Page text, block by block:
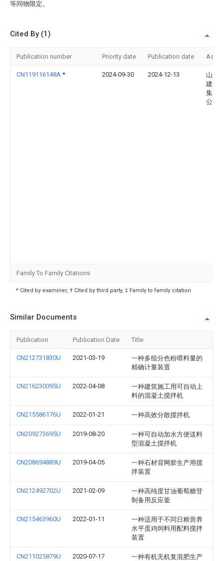
等同物限定。
Cited By (1)
Publication number Priority date Publication date
CN119116148A * 2024-09-30 2024-12-13
山东
建设
集团
公司
Family To Family Citations
* Cited by examiner, † Cited by third party, ‡ Family to family citation
Similar Documents
Publication Publication Date Title
CN212731830U 2021-03-19
一种多组分色粉喂料量的
精确计量装置
CN216230095U 2022-04-08
一种建筑施工用可自动上
料的混凝土搅拌机
CN215586176U 2022-01-21 一种高效分散搅拌机
CN209273695U 2019-08-20
一种可自动加水方便送料
型混凝土搅拌机
CN208694889U 2019-04-05
一种石材背网胶生产用搅
拌装置
CN212492702U 2021-02-09
一种高纯度甘油葡萄糖苷
制备用反应釜
CN215463960U 2022-01-11
一种适用于不同日粮营养
水平蛋鸡饲料用配料搅拌
装置
CN211025879U 2020-07-17
一种有机无机复混肥生产